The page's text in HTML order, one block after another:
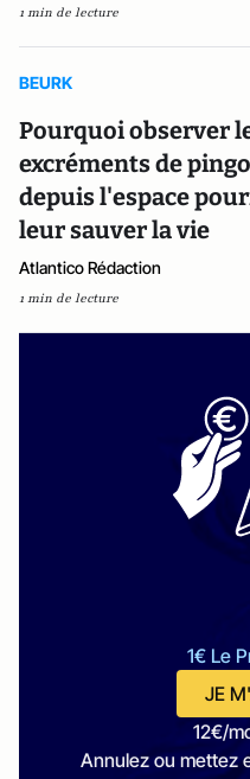
1 min de lecture
BEURK
Pourquoi observer
excréments de
depuis l'espace
leur sauver la vie
Atlantico Rédaction
1 min de lecture
1€ Le
JE
12€/
Annulez ou mettez